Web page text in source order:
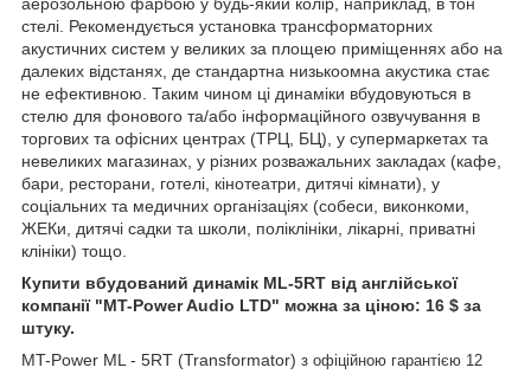
стелі. Рекомендується установка трансформаторних
акустичних систем у великих за площею приміщеннях або на
далеких відстанях, де стандартна низькоомна акустика стає
не ефективною. Таким чином ці динаміки вбудовуються в
стелю для фонового та/або інформаційного озвучування в
торгових та офісних центрах (ТРЦ, БЦ), у супермаркетах та
невеликих магазинах, у різних розважальних закладах (кафе,
бари, ресторани, готелі, кінотеатри, дитячі кімнати), у
соціальних та медичних організаціях (собеси, виконкоми,
ЖЕКи, дитячі садки та школи, поліклініки, лікарні, приватні
клініки) тощо.
Купити вбудований динамік ML-5RT від англійської
компанії "MT-Power Audio LTD" можна за ціною: 16 $ за
штуку.
MT-Power ML - 5RT (Transformator) з офіційною гарантією 12